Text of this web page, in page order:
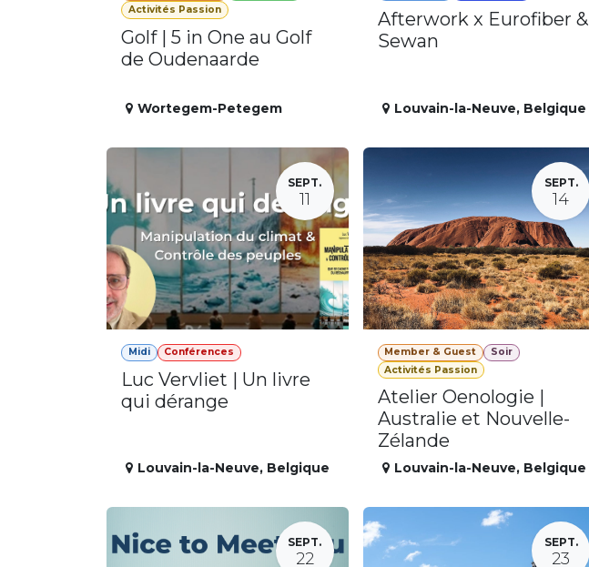
Activités Passion
Golf | 5 in One au Golf
de Oudenaarde
Wortegem-Petegem
Afterwork x Eurofiber &
Sewan
Louvain-la-Neuve, Belgique
SEPT.
11
Midi Conférences
Luc Vervliet | Un livre
qui dérange
Louvain-la-Neuve, Belgique
SEPT.
14
Member & Guest
Soir
Activités Passion
Atelier Oenologie |
Australie et Nouvelle-
Zélande
Louvain-la-Neuve, Belgique
SEPT.
22
SEPT.
23